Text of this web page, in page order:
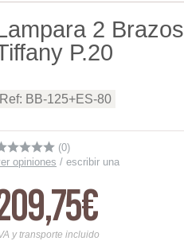
2 Brazos
P.20
Ref: BB-125+ES-80
(0)
opiniones / escribir una
y transporte incluido